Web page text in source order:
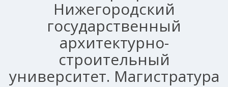
Нижегородский
государственный
архитектурно-
строительный
университет. Магистратура